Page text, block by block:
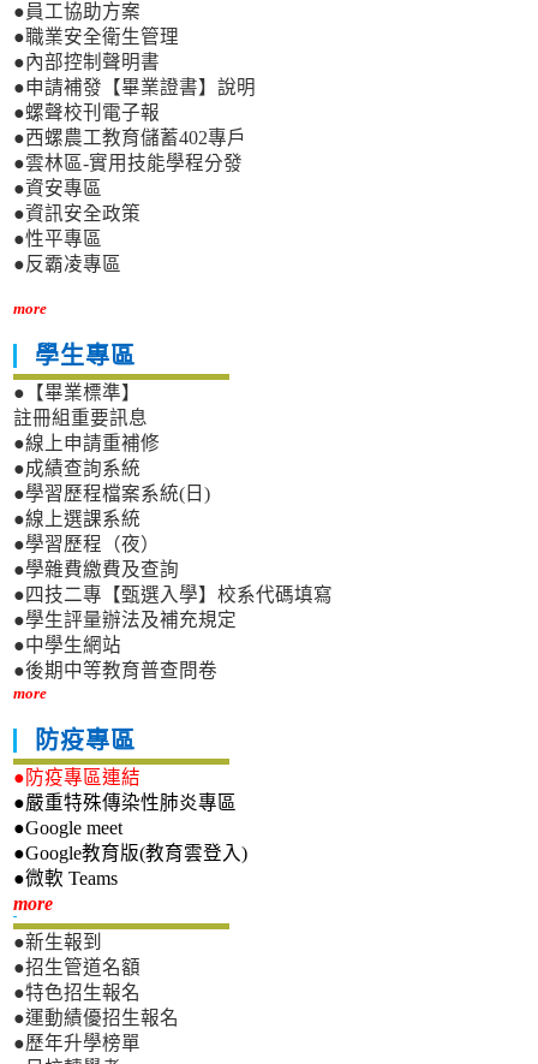
●員工協助方案
●職業安全衛生管理
●內部控制聲明書
●申請補發【畢業證書】說明
●螺聲校刊電子報
●西螺農工教育儲蓄402專戶
●雲林區-實用技能學程分發
●資安專區
●資訊安全政策
●性平專區
●反霸凌專區
more
學生專區
●【畢業標準】
註冊組重要訊息
●線上申請重補修
●成績查詢系統
●學習歷程檔案系統(日)
●線上選課系統
●學習歷程（夜）
●學雜費繳費及查詢
●四技二專【甄選入學】校系代碼填寫
●學生評量辦法及補充規定
●中學生網站
●後期中等教育普查問卷
more
防疫專區
●防疫專區連結
●嚴重特殊傳染性肺炎專區
●Google meet
●Google教育版(教育雲登入)
●微軟 Teams
more新生專區
●新生報到
●招生管道名額
●特色招生報名
●運動績優招生報名
●歷年升學榜單